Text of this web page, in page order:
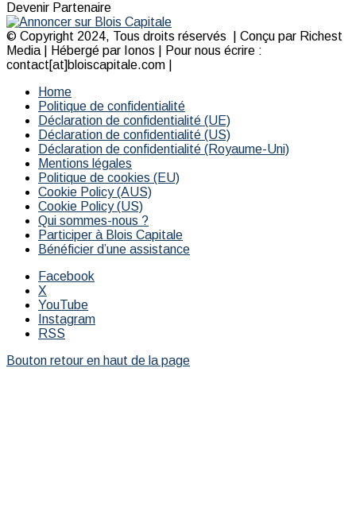
Devenir Partenaire
© Copyright 2024, Tous droits réservés | Conçu par Richest
Media | Hébergé par Ionos | Pour nous écrire :
contact[at]bloiscapitale.com |
Home
Politique de confidentialité
Déclaration de confidentialité (UE)
Déclaration de confidentialité (US)
Déclaration de confidentialité (Royaume-Uni)
Mentions légales
Politique de cookies (EU)
Cookie Policy (AUS)
Cookie Policy (US)
Qui sommes-nous ?
Participer à Blois Capitale
Bénéficier d’une assistance
Facebook
X
YouTube
Instagram
RSS
Bouton retour en haut de la page